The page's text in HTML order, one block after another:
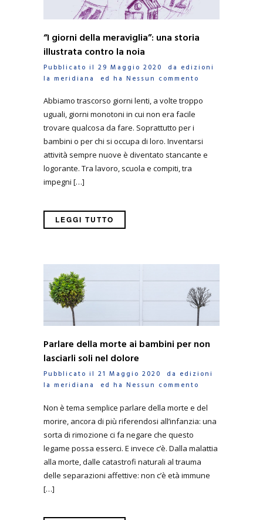
“I giorni della meraviglia”: una storia
illustrata contro la noia
Pubblicato il 29 Maggio 2020 da edizioni
la meridiana
ed ha Nessun commento
Abbiamo trascorso giorni lenti, a volte troppo
uguali, giorni monotoni in cui non era facile
trovare qualcosa da fare. Soprattutto per i
bambini o per chi si occupa di loro. Inventarsi
attività sempre nuove è diventato stancante e
logorante. Tra lavoro, scuola e compiti, tra
impegni […]
LEGGI TUTTO
Parlare della morte ai bambini per non
lasciarli soli nel dolore
Pubblicato il 21 Maggio 2020 da edizioni
la meridiana
ed ha Nessun commento
Non è tema semplice parlare della morte e del
morire, ancora di più riferendosi all’infanzia: una
sorta di rimozione ci fa negare che questo
legame possa esserci. E invece c’è. Dalla malattia
alla morte, dalle catastrofi naturali al trauma
delle separazioni affettive: non c’è età immune
[…]